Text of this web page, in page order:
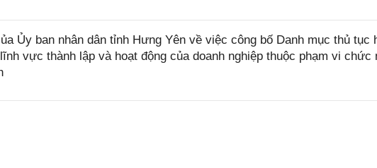
Ủy ban nhân dân tỉnh Hưng Yên về việc công bố Danh mục thủ tục
vực thành lập và hoạt động của doanh nghiệp thuộc phạm vi chức